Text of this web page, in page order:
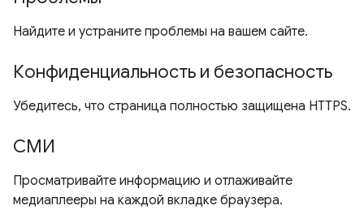
Найдите и устраните проблемы на вашем сайте.
Конфиденциальность и безопасность
Убедитесь, что страница полностью защищена HTTPS.
СМИ
Просматривайте информацию и отлаживайте
медиаплееры на каждой вкладке браузера.